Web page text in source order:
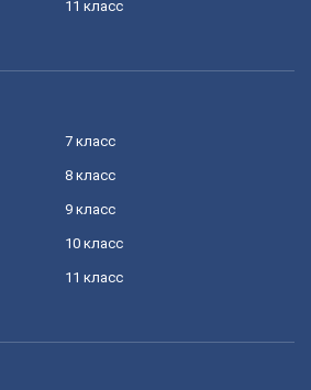
11 класс
7 класс
8 класс
9 класс
10 класс
11 класс